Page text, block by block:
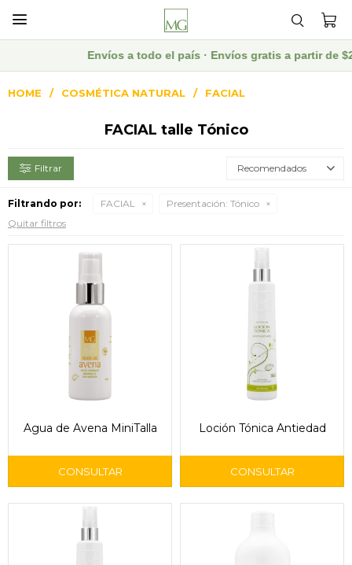

Envíos a todo el país · Envíos gratis a partir de
HOME COSMÉTICA NATURAL FACIAL
FACIAL talle Tónico
Recomendados
Filtrando por: FACIAL Presentación: Tónico
Quitar filtros
Agua de Avena MiniTalla Loción Tónica Antiedad